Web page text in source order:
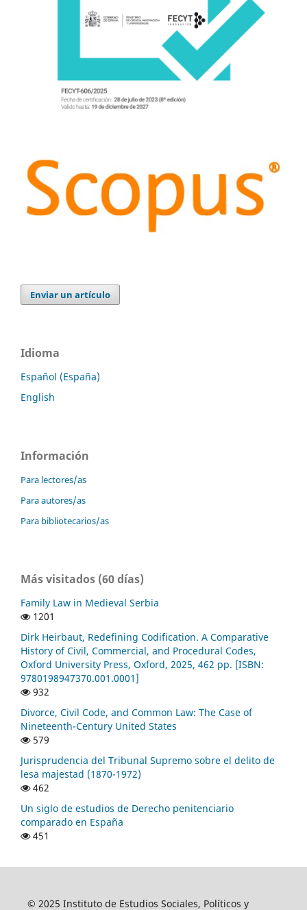
Enviar un artículo
Idioma
Español (España)
English
Información
Para lectores/as
Para autores/as
Para bibliotecarios/as
Más visitados (60 días)
Family Law in Medieval Serbia
1201
Dirk Heirbaut, Redefining Codification. A Comparative
History of Civil, Commercial, and Procedural Codes,
Oxford University Press, Oxford, 2025, 462 pp. [ISBN:
9780198947370.001.0001]
932
Divorce, Civil Code, and Common Law: The Case of
Nineteenth-Century United States
579
Jurisprudencia del Tribunal Supremo sobre el delito de
lesa majestad (1870-1972)
462
Un siglo de estudios de Derecho penitenciario
comparado en España
451
© 2025 Instituto de Estudios Sociales, Políticos y